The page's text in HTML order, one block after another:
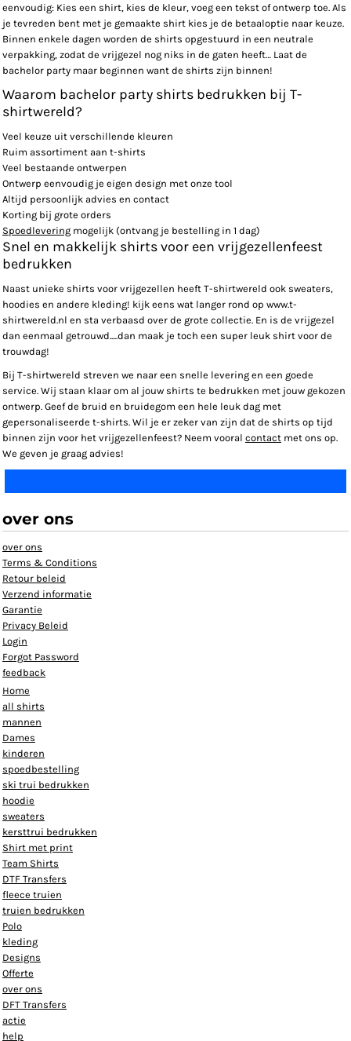
eenvoudig: Kies een shirt, kies de kleur, voeg een tekst of ontwerp toe. Als
je tevreden bent met je gemaakte shirt kies je de betaaloptie naar keuze.
Binnen enkele dagen worden de shirts opgestuurd in een neutrale
verpakking, zodat de vrijgezel nog niks in de gaten heeft… Laat de
bachelor party maar beginnen want de shirts zijn binnen!
Waarom bachelor party shirts bedrukken bij T-
shirtwereld?
Veel keuze uit verschillende kleuren
Ruim assortiment aan t-shirts
Veel bestaande ontwerpen
Ontwerp eenvoudig je eigen design met onze tool
Altijd persoonlijk advies en contact
Korting bij grote orders
Spoedlevering mogelijk (ontvang je bestelling in 1 dag)
Snel en makkelijk shirts voor een vrijgezellenfeest
bedrukken
Naast unieke shirts voor vrijgezellen heeft T-shirtwereld ook sweaters,
hoodies en andere kleding! kijk eens wat langer rond op www.t-
shirtwereld.nl en sta verbaasd over de grote collectie. En is de vrijgezel
dan eenmaal getrouwd.....dan maak je toch een super leuk shirt voor de
trouwdag!
Bij T-shirtwereld streven we naar een snelle levering en een goede
service. Wij staan klaar om al jouw shirts te bedrukken met jouw gekozen
ontwerp. Geef de bruid en bruidegom een hele leuk dag met
gepersonaliseerde t-shirts. Wil je er zeker van zijn dat de shirts op tijd
binnen zijn voor het vrijgezellenfeest? Neem vooral contact met ons op.
We geven je graag advies!
over ons
over ons
Terms & Conditions
Retour beleid
Verzend informatie
Garantie
Privacy Beleid
Login
Forgot Password
feedback
Home
all shirts
mannen
Dames
kinderen
spoedbestelling
ski trui bedrukken
hoodie
sweaters
kersttrui bedrukken
Shirt met print
Team Shirts
DTF Transfers
fleece truien
truien bedrukken
Polo
kleding
Designs
Offerte
over ons
DFT Transfers
actie
help